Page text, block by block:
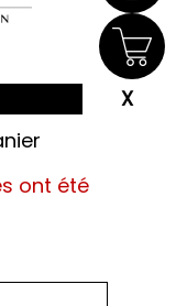
ont été